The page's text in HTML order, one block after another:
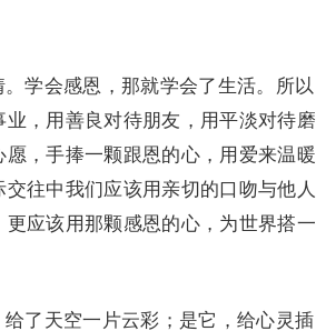
学会感恩，那就学会了生活。所以
，用善良对待朋友，用平淡对待磨
，手捧一颗跟恩的心，用爱来温暖
往中我们应该用亲切的口吻与他人
应该用那颗感恩的心，为世界搭一
了天空一片云彩；是它，给心灵插